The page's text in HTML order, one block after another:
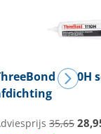
1110H
35,65